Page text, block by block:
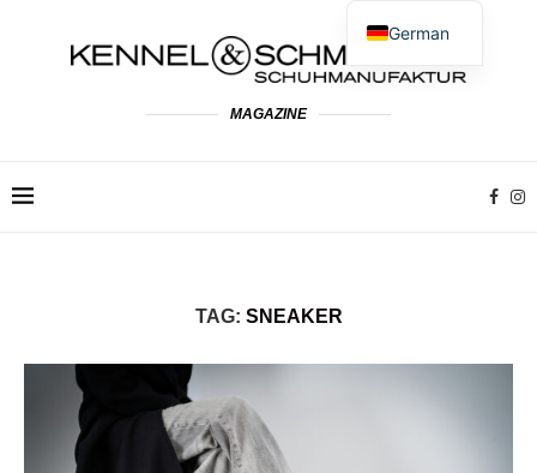
MAGAZINE
TAG: SNEAKER
German
English
Spanish